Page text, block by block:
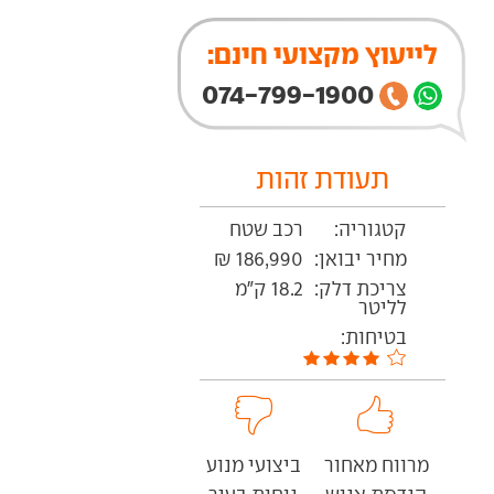
לייעוץ מקצועי חינם:
תעודת זהות
קטגוריה:
רכב שטח
מחיר יבואן:
צריכת דלק:
18.2 ק"מ
לליטר
בטיחות:
מרווח מאחור
ביצועי מנוע